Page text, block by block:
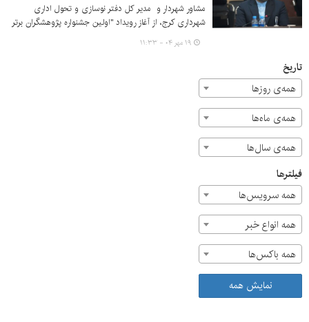
مشاور شهردار و مدیر کل دفتر نوسازی و تحول اداری
شهرداری کرج، از آغاز رویداد "اولین جشنواره پژوهشگران برتر
شهرداری کلانشهرها" همزمان با دومین جشنواره پژوهشگران
برتر شهرداری‌های استان البرز با همکاری مرکز پژوهش‌های
۱۹ مهر ۰۴ - ۱۱:۳۳
تاریخ
همه‌ی روزها
همه‌ی ماه‌ها
همه‌ی سال‌ها
فیلترها
همه سرویس‌ها
همه انواع خبر
همه باکس‌ها
نمایش همه